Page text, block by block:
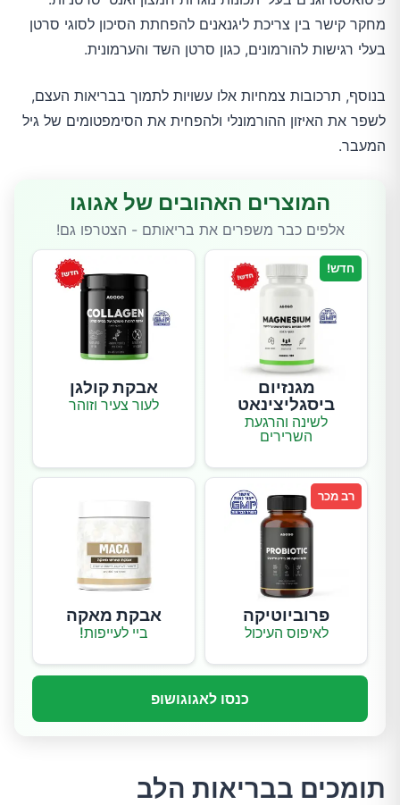
מחקר קישר בין צריכת ליגנאנים להפחתת הסיכון לסוגי סרטן
בעלי רגישות להורמונים, כגון סרטן השד והערמונית.
בנוסף, תרכובות צמחיות אלו עשויות לתמוך בבריאות העצם,
לשפר את האיזון ההורמונלי ולהפחית את הסימפטומים של גיל
המעבר.
המוצרים האהובים של אגוגו
אלפים כבר משפרים את בריאותם - הצטרפו גם!
חדש!
מגנזיום
ביסגליצינאט
לשינה והרגעת
השרירים
אבקת קולגן
לעור צעיר וזוהר
רב מכר
פרוביוטיקה
לאיפוס העיכול
אבקת מאקה
ביי לעייפות!
כנסו לאגוגושופ
תומכים בבריאות הלב